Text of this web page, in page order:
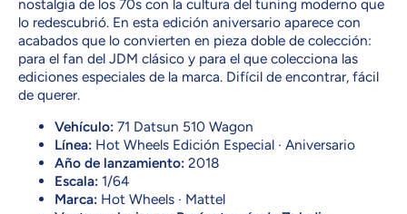
nostalgia de los 70s con la cultura del tuning moderno que
lo redescubrió. En esta edición aniversario aparece con
acabados que lo convierten en pieza doble de colección:
para el fan del JDM clásico y para el que colecciona las
ediciones especiales de la marca. Difícil de encontrar, fácil
de querer.
Vehículo: 71 Datsun 510 Wagon
Línea: Hot Wheels Edición Especial · Aniversario
Año de lanzamiento: 2018
Escala: 1/64
Marca: Hot Wheels · Mattel